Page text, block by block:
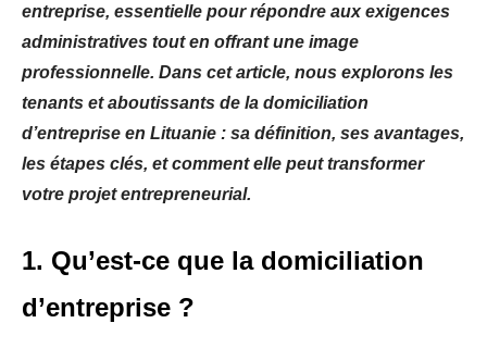
entreprise, essentielle pour répondre aux exigences
administratives tout en offrant une image
professionnelle. Dans cet article, nous explorons les
tenants et aboutissants de la domiciliation
d’entreprise en Lituanie : sa définition, ses avantages,
les étapes clés, et comment elle peut transformer
votre projet entrepreneurial.
1. Qu’est-ce que la domiciliation
d’entreprise ?